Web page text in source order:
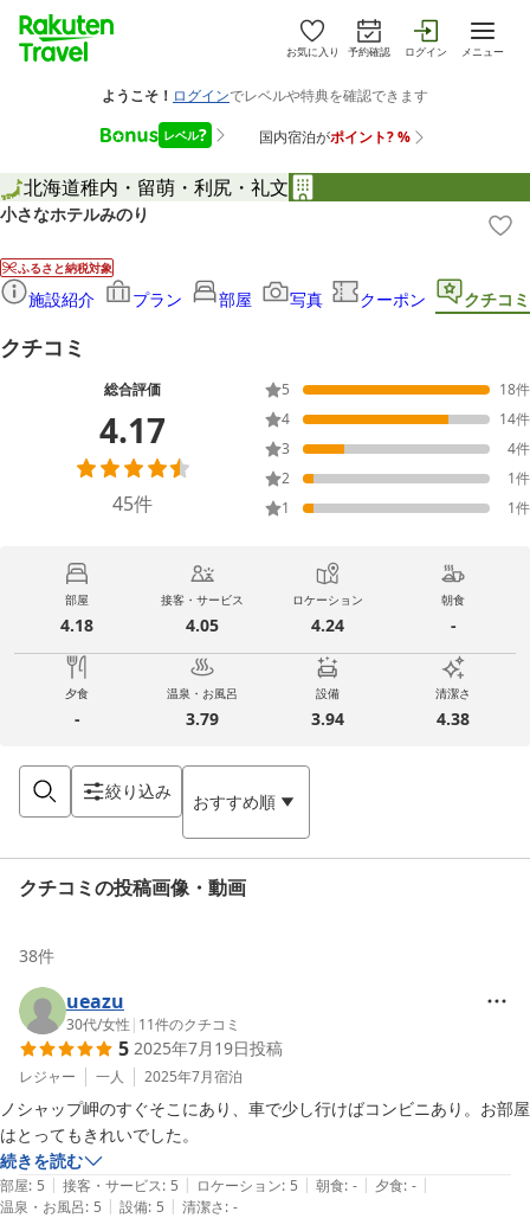
お気に入り 予約確認 ログイン メニュー
北海道稚内・留萌・利尻・礼文
小さなホテルみのり
ふるさと納税対象
施設紹介 プラン 部屋 写真 クーポン クチコミ
クチコミ
総合評価
4.17
45件
5 18件
4
14件
3
4件
2
1件
1
1件
部屋
4.18
接客・サービス
4.05
ロケーション
4.24
朝食
-
夕食
-
温泉・お風呂
3.79
設備
3.94
清潔さ
4.38
絞り込み おすすめ順
クチコミの投稿画像・動画
38件
ueazu
30代/女性 | 11件のクチコミ
5 2025年7月19日投稿
レジャー 一人 2025年7月宿泊
ノシャップ岬のすぐそこにあり、車で少し行けばコンビニあり。お部屋
はとってもきれいでした。
続きを読む
部屋: 5 | 接客・サービス: 5 | ロケーション: 5 | 朝食: - | 夕食: - |
温泉・お風呂: 5 | 設備: 5 | 清潔さ: -